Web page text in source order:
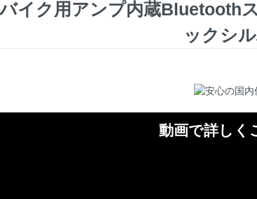
バイク用アンプ内蔵Bluetooth
ックシ
動画で詳しく